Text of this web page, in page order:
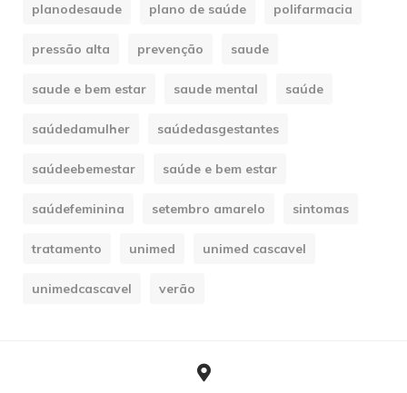
planodesaude plano de saúde polifarmacia
pressão alta prevenção saude
saude e bem estar saude mental saúde
saúdedamulher saúdedasgestantes
saúdeebemestar saúde e bem estar
saúdefeminina setembro amarelo sintomas
tratamento unimed unimed cascavel
unimedcascavel verão